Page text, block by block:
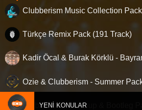
Türkçe Remix Pack (191 Track)
Kadir Öcal & Burak Körklü -
Ozie & Clubberism - Summer
Clubberism - Mashup & Bootleg
YENI KONULAR